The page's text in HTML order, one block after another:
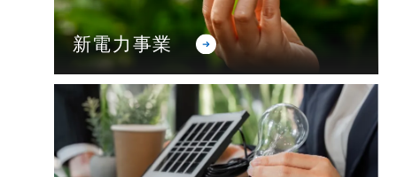
新電力事業